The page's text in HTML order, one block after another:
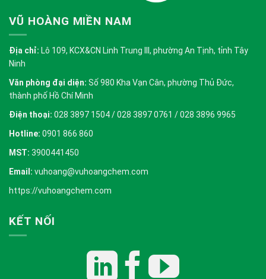
VŨ HOÀNG MIỀN NAM
Địa chỉ: Lô 109, KCX&CN Linh Trung III, phường An Tịnh, tỉnh Tây
Ninh
Văn phòng đại diện: Số 980 Kha Vạn Cân, phường Thủ Đức,
thành phố Hồ Chí Minh
Điện thoại: 028 3897 1504 / 028 3897 0761 / 028 3896 9965
Hotline: 0901 866 860
MST: 3900441450
Email: vuhoang@vuhoangchem.com
https://vuhoangchem.com
KẾT NỐI